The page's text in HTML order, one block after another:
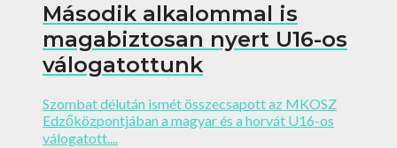
Második alkalommal is
magabiztosan nyert U16-os
válogatottunk
Szombat délután ismét összecsapott az MKOSZ
Edzőközpontjában a magyar és a horvát U16-os
válogatott....